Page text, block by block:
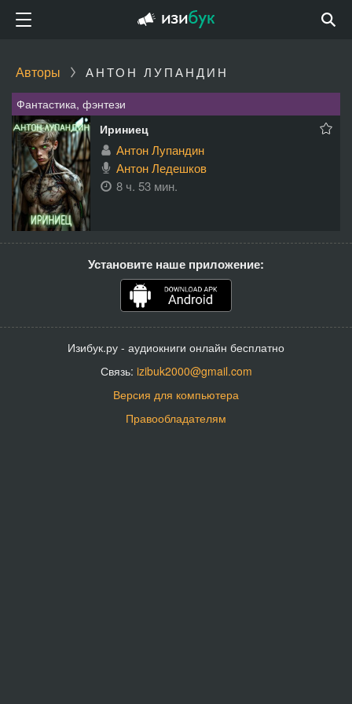
Авторы АНТОН ЛУПАНДИН
Фантастика, фэнтези
Ириниец
Антон Лупандин
Антон Ледешков
8 ч. 53 мин.
Установите наше приложение:
Изибук.ру - аудиокниги онлайн бесплатно
Связь: izibuk2000@gmail.com
Версия для компьютера
Правообладателям